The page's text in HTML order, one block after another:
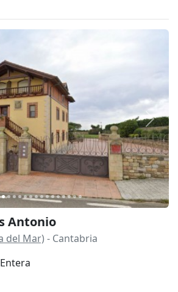
Antonio
del Mar) - Cantabria